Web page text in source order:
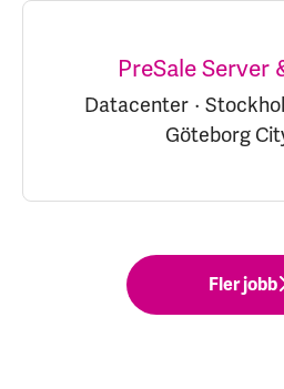
PreSale Server
Datacenter ·
Göteborg
Fler jobb